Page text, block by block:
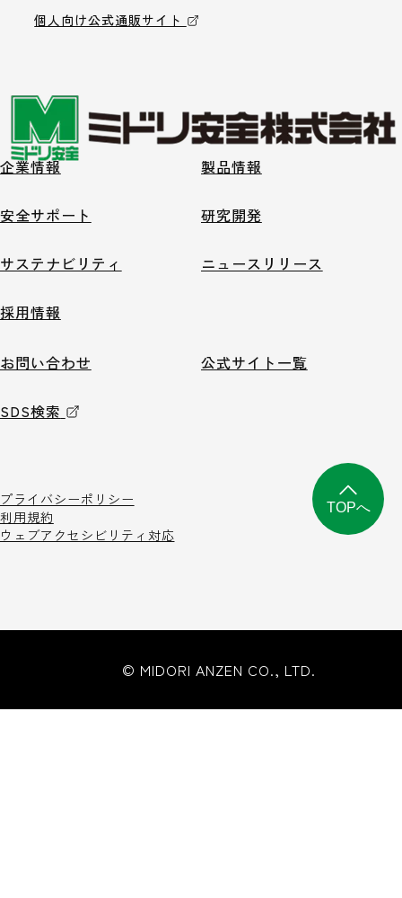
個人向け公式通販サイト
企業情報 製品情報
安全サポート 研究開発
サステナビリティ ニュースリリース
採用情報
お問い合わせ 公式サイト一覧
SDS検索
プライバシーポリシー
利用規約
ウェブアクセシビリティ対応
© MIDORI ANZEN CO., LTD.
TOPへ